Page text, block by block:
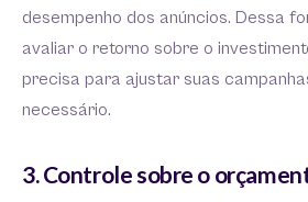
desempenho dos anúncios. Dessa
avaliar o retorno sobre o
precisa para ajustar suas
necessário.
3. Controle sobre o